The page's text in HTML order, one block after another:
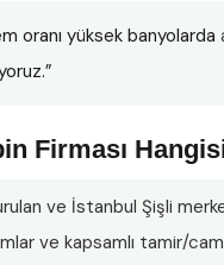
oranı yüksek banyolarda
Firması
ve İstanbul Şişli
ve kapsamlı tamir/